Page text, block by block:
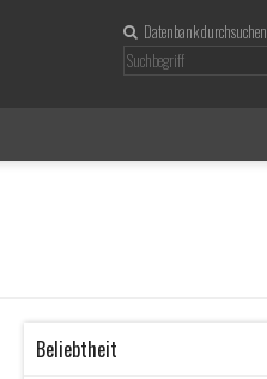
Datenbank durchsuchen
Beliebtheit